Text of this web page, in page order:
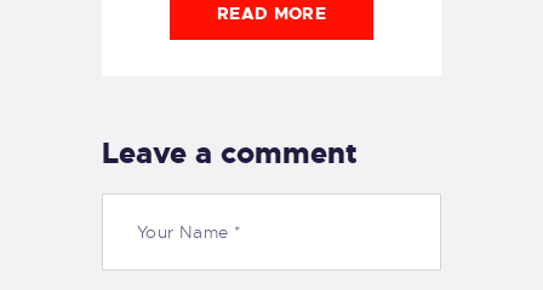
READ MORE
Leave a comment